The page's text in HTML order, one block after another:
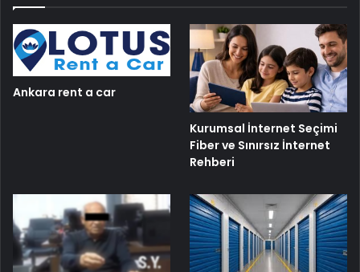
Ankara rent a car
Kurumsal İnternet Seçimi
Fiber ve Sınırsız İnternet
Rehberi